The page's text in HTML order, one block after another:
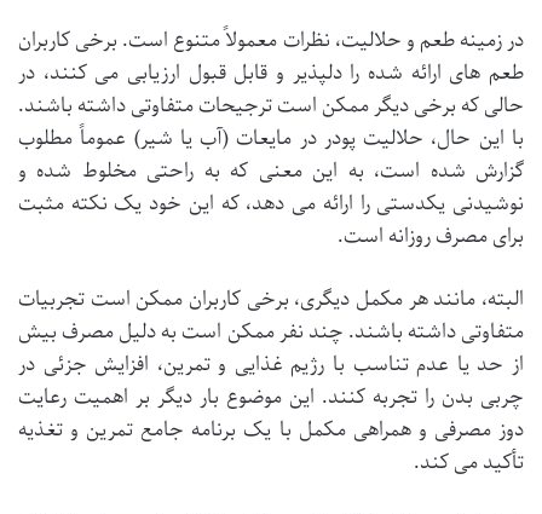
در زمینه طعم و حلالیت، نظرات معمولاً متنوع است. برخی کاربران
طعم های ارائه شده را دلپذیر و قابل قبول ارزیابی می کنند، در
حالی که برخی دیگر ممکن است ترجیحات متفاوتی داشته باشند.
با این حال، حلالیت پودر در مایعات (آب یا شیر) عموماً مطلوب
گزارش شده است، به این معنی که به راحتی مخلوط شده و
نوشیدنی یکدستی را ارائه می دهد، که این خود یک نکته مثبت
برای مصرف روزانه است.
البته، مانند هر مکمل دیگری، برخی کاربران ممکن است تجربیات
متفاوتی داشته باشند. چند نفر ممکن است به دلیل مصرف بیش
از حد یا عدم تناسب با رژیم غذایی و تمرین، افزایش جزئی در
چربی بدن را تجربه کنند. این موضوع بار دیگر بر اهمیت رعایت
دوز مصرفی و همراهی مکمل با یک برنامه جامع تمرین و تغذیه
تأکید می کند.